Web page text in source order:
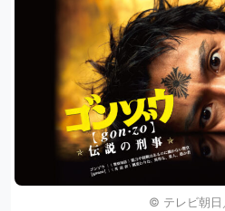
©︎ テレビ朝日